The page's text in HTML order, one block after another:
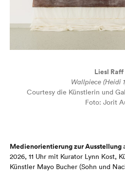
Liesl Raff
Wallpiece (Heidi
Courtesy die Künstlerin und
Foto: Jorit
Medienorientierung zur Ausstellung
2026, 11 Uhr mit Kurator Lynn Kost,
Künstler Mayo Bucher (Sohn und